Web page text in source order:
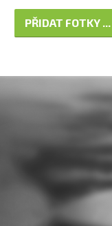
PŘIDAT FOTKY ...